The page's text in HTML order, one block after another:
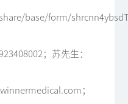
base/form/
；苏先生：
；